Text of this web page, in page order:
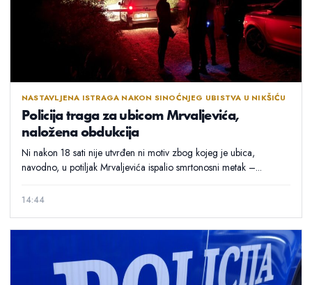
NASTAVLJENA ISTRAGA NAKON SINOĆNJEG UBISTVA U NIKŠIĆU
Policija traga za ubicom Mrvaljevića,
naložena obdukcija
Ni nakon 18 sati nije utvrđen ni motiv zbog kojeg je ubica,
navodno, u potiljak Mrvaljevića ispalio smrtonosni metak –...
14:44